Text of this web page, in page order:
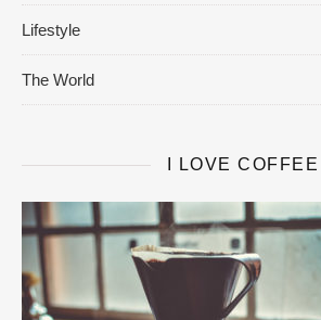
Lifestyle
The World
I LOVE COFFEE